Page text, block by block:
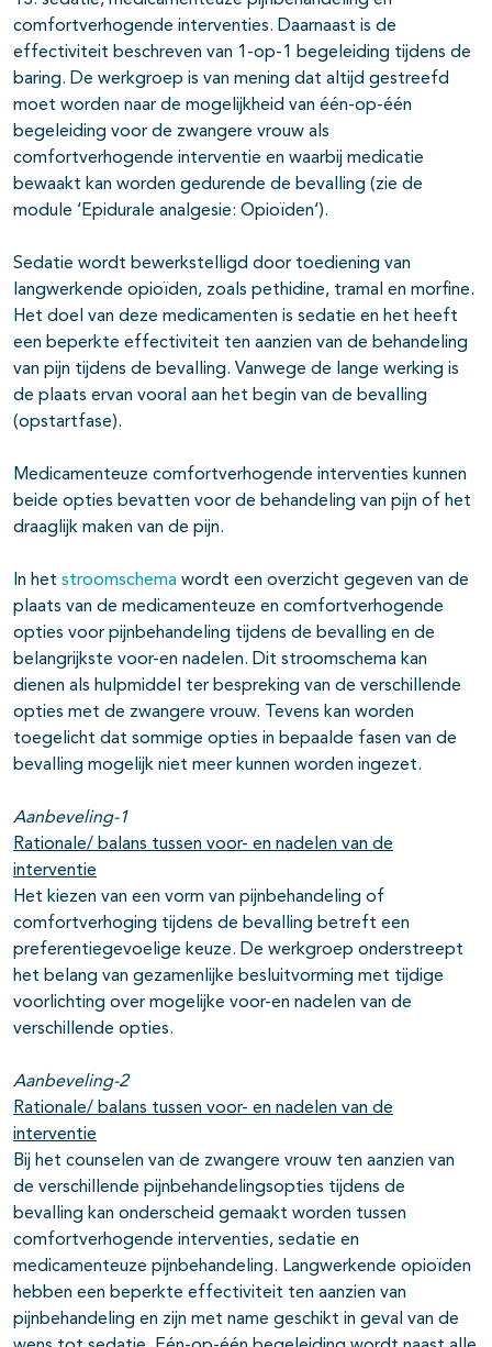
comfortverhogende interventies. Daarnaast is de
effectiviteit beschreven van 1-op-1 begeleiding tijdens de
baring. De werkgroep is van mening dat altijd gestreefd
moet worden naar de mogelijkheid van één-op-één
begeleiding voor de zwangere vrouw als
comfortverhogende interventie en waarbij medicatie
bewaakt kan worden gedurende de bevalling (zie de
module ‘Epidurale analgesie: Opioïden‘).
Sedatie wordt bewerkstelligd door toediening van
langwerkende opioïden, zoals pethidine, tramal en morfine.
Het doel van deze medicamenten is sedatie en het heeft
een beperkte effectiviteit ten aanzien van de behandeling
van pijn tijdens de bevalling. Vanwege de lange werking is
de plaats ervan vooral aan het begin van de bevalling
(opstartfase).
Medicamenteuze comfortverhogende interventies kunnen
beide opties bevatten voor de behandeling van pijn of het
draaglijk maken van de pijn.
In het stroomschema wordt een overzicht gegeven van de
plaats van de medicamenteuze en comfortverhogende
opties voor pijnbehandeling tijdens de bevalling en de
belangrijkste voor-en nadelen. Dit stroomschema kan
dienen als hulpmiddel ter bespreking van de verschillende
opties met de zwangere vrouw. Tevens kan worden
toegelicht dat sommige opties in bepaalde fasen van de
bevalling mogelijk niet meer kunnen worden ingezet.
Aanbeveling-1
Rationale/ balans tussen voor- en nadelen van de
interventie
Het kiezen van een vorm van pijnbehandeling of
comfortverhoging tijdens de bevalling betreft een
preferentiegevoelige keuze. De werkgroep onderstreept
het belang van gezamenlijke besluitvorming met tijdige
voorlichting over mogelijke voor-en nadelen van de
verschillende opties.
Aanbeveling-2
Rationale/ balans tussen voor- en nadelen van de
interventie
Bij het counselen van de zwangere vrouw ten aanzien van
de verschillende pijnbehandelingsopties tijdens de
bevalling kan onderscheid gemaakt worden tussen
comfortverhogende interventies, sedatie en
medicamenteuze pijnbehandeling. Langwerkende opioïden
hebben een beperkte effectiviteit ten aanzien van
pijnbehandeling en zijn met name geschikt in geval van de